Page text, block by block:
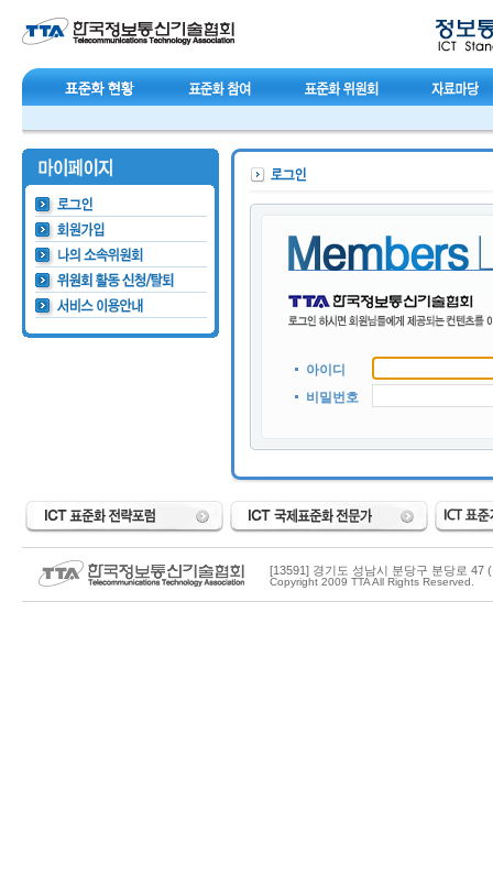
아이디
비밀번호
[13591] 경기도 성남시 분당구 분당로 47
Copyright 2009 TTA All Rights Reserved.